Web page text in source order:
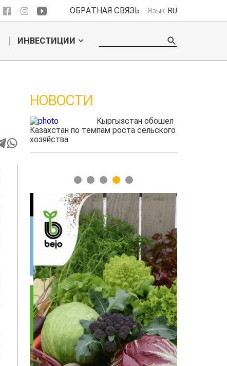
ОБРАТНАЯ СВЯЗЬ Язык RU
ИНВЕСТИЦИИ
НОВОСТИ
Ученые нашли
способ повысить
1 2 3 4 5